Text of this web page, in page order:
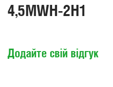
4,5MWH-2H1
Додайте свій відгук